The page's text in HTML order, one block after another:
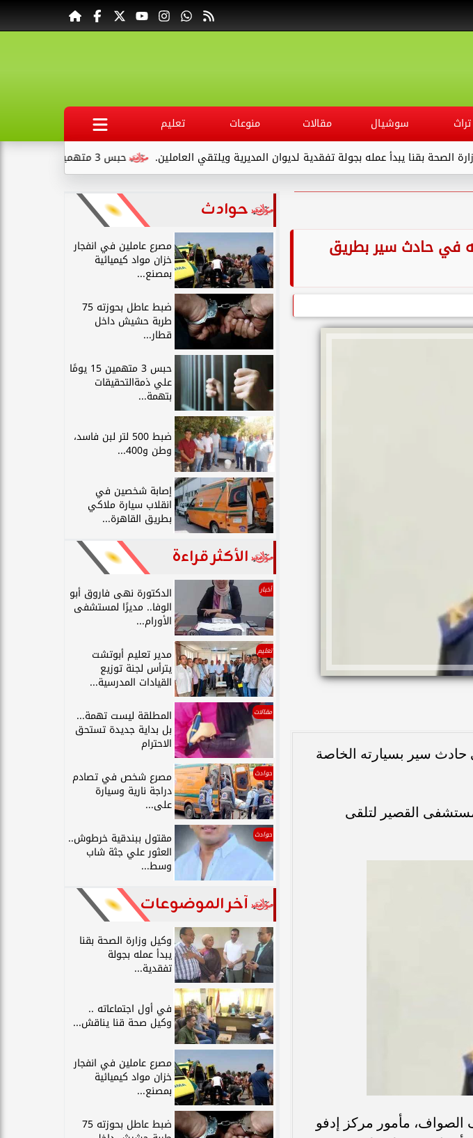
تراث سوشيال مقالات منوعات
تعليم
حبس 3 متهمين 15 يومًا علي ذمةالتحقيقات بتهمة التنقيب عن الآثار داخل...
يبدأ عمله بجولة تفقدية لديوان المديرية ويلتقي العاملين.
في حادث سير بطريق
سير بسيارته الخاصة
القصير لتلقى
مأمور مركز إدفو
حوادث
مصرع عاملين في انفجار
خزان مواد كيميائية
بمصنع...
ضبط عاطل بحوزته 75
طربة حشيش داخل
قطار...
حبس 3 متهمين 15 يومًا
علي ذمةالتحقيقات
بتهمة...
ضبط 500 لتر لبن فاسد،
وطن و400...
إصابة شخصين في
انقلاب سيارة ملاكي
بطريق القاهرة...
الأكثر قراءة
أخبار الدكتورة نهى فاروق أبو
الوفا.. مديرًا لمستشفى
الأورام...
تعليم مدير تعليم أبوتشت
يترأس لجنة توزيع
القيادات المدرسية...
مقالات المطلقة ليست تهمة...
بل بداية جديدة تستحق
الاحترام
حوادث مصرع شخص في تصادم
دراجة نارية وسيارة
على...
حوادث مقتول ببندقية خرطوش..
العثور علي جثة شاب
وسط...
آخر الموضوعات
وكيل وزارة الصحة بقنا
يبدأ عمله بجولة
تفقدية...
في أول اجتماعاته ..
وكيل صحة قنا يناقش...
مصرع عاملين في انفجار
خزان مواد كيميائية
بمصنع...
ضبط عاطل بحوزته 75